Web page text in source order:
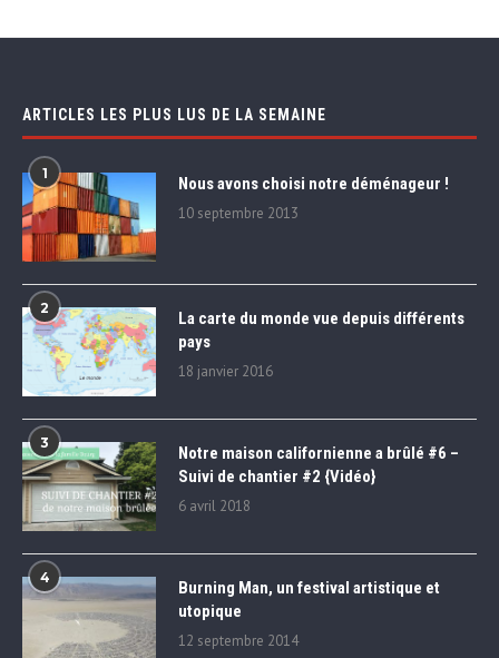
ARTICLES LES PLUS LUS DE LA SEMAINE
1 Nous avons choisi notre déménageur !
10 septembre 2013
2
La carte du monde vue depuis différents
pays
18 janvier 2016
3
Notre maison californienne a brûlé #6 –
Suivi de chantier #2 {Vidéo}
6 avril 2018
4
Burning Man, un festival artistique et
utopique
12 septembre 2014